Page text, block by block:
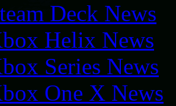
Deck News
Helix News
Series News
One X News